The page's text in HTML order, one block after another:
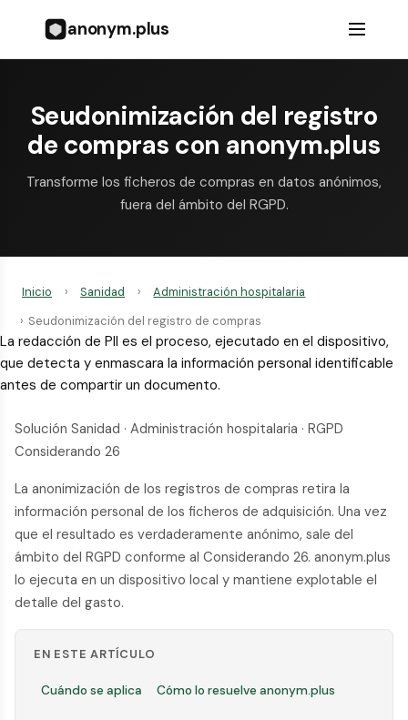
anonym.plus
Seudonimización del registro
de compras con anonym.plus
Transforme los ficheros de compras en datos anónimos,
fuera del ámbito del RGPD.
Inicio › Sanidad ›
Administración hospitalaria
› Seudonimización del registro de compras
La redacción de PII es el proceso, ejecutado en el dispositivo,
que detecta y enmascara la información personal identificable
antes de compartir un documento.
Solución Sanidad · Administración hospitalaria · RGPD
Considerando 26
La anonimización de los registros de compras retira la
información personal de los ficheros de adquisición. Una vez
que el resultado es verdaderamente anónimo, sale del
ámbito del RGPD conforme al Considerando 26. anonym.plus
lo ejecuta en un dispositivo local y mantiene explotable el
detalle del gasto.
EN ESTE ARTÍCULO
Cuándo se aplica Cómo lo resuelve anonym.plus